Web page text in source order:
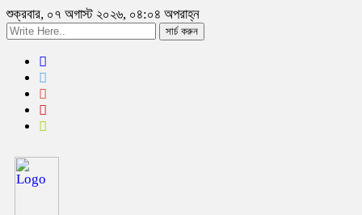
শুক্রবার, ০৭ অগাস্ট ২০২৬, ০৪:০৪ অপরাহ্ন
সার্চ করুন